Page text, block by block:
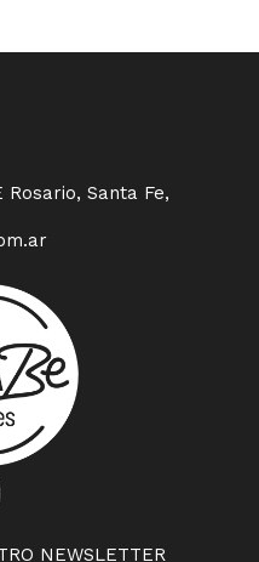
Rosario, Santa Fe,
NEWSLETTER